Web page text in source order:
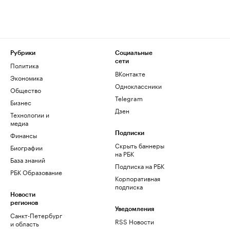
Рубрики
Политика
Экономика
Общество
Бизнес
Технологии и
медиа
Финансы
Биографии
База знаний
РБК Образование
Новости
регионов
Санкт-Петербург
и область
Социальные
сети
ВКонтакте
Одноклассники
Telegram
Дзен
Подписки
Скрыть баннеры
на РБК
Подписка на РБК
Корпоративная
подписка
Уведомления
RSS Новости